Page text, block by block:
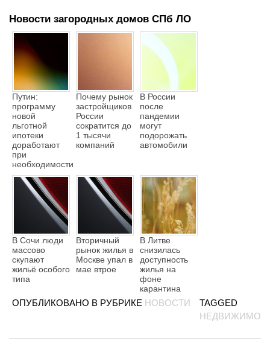
Новости загородных домов СПб ЛО
Путин:
программу
новой
льготной
ипотеки
доработают
при
необходимости
Почему рынок
застройщиков
России
сократится до
1 тысячи
компаний
В России
после
пандемии
могут
подорожать
автомобили
В Сочи люди
массово
скупают
жильё особого
типа
Вторичный
рынок жилья в
Москве упал в
мае втрое
В Литве
снизилась
доступность
жилья на
фоне
карантина
ОПУБЛИКОВАНО В РУБРИКЕ НОВОСТИ
TAGGED